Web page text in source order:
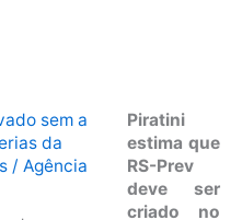
Piratini
estima que
RS-Prev
deve ser
criado no